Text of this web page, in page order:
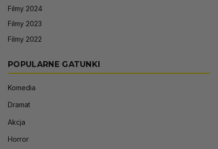
Filmy 2024
Filmy 2023
Filmy 2022
POPULARNE GATUNKI
Komedia
Dramat
Akcja
Horror